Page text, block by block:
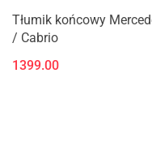
Tłumik końcowy
/ Cabrio
1399.00